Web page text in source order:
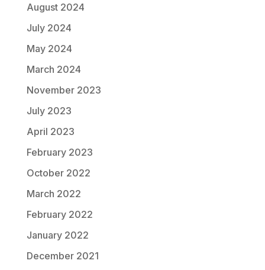
August 2024
July 2024
May 2024
March 2024
November 2023
July 2023
April 2023
February 2023
October 2022
March 2022
February 2022
January 2022
December 2021